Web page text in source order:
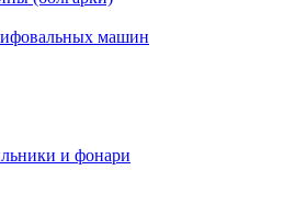
машин
и фонари